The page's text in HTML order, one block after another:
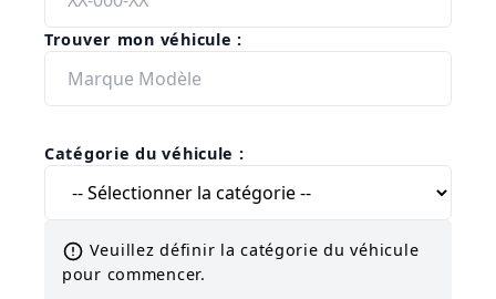
Trouver mon véhicule :
Catégorie du véhicule :
Veuillez définir la catégorie du véhicule
pour commencer.